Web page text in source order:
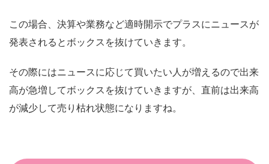
この場合、決算や業務など適時開示でプラスにニュースが
発表されるとボックスを抜けていきます。
その際にはニュースに応じて買いたい人が増えるので出来
高が急増してボックスを抜けていきますが、直前は出来高
が減少して売り枯れ状態になりますね。